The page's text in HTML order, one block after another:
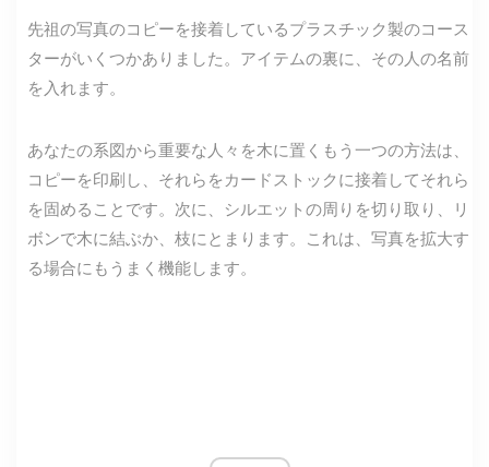
先祖の写真のコピーを接着しているプラ​​スチック製のコース
ターがいくつかありました。アイテムの裏に、その人の名前
を入れます。
あなたの系図から重要な人々を木に置くもう一つの方法は、
コピーを印刷し、それらをカードストックに接着してそれら
を固めることです。次に、シルエットの周りを切り取り、リ
ボンで木に結ぶか、枝にとまります。これは、写真を拡大す
る場合にもうまく機能します。